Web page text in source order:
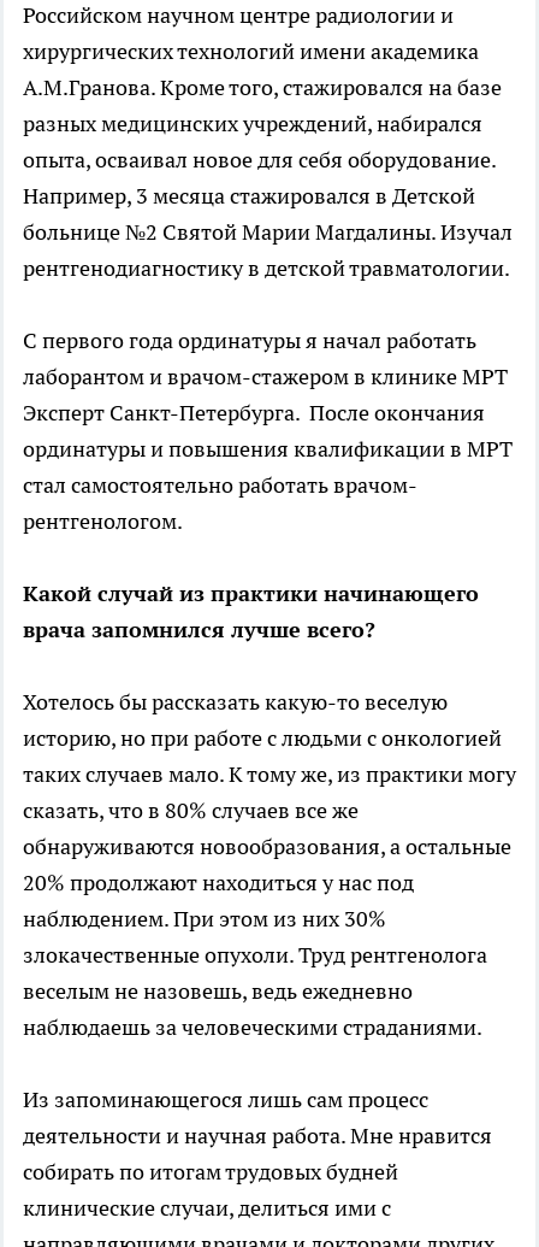
Российском научном центре радиологии и
хирургических технологий имени академика
А.М.Гранова. Кроме того, стажировался на базе
разных медицинских учреждений, набирался
опыта, осваивал новое для себя оборудование.
Например, 3 месяца стажировался в Детской
больнице №2 Святой Марии Магдалины. Изучал
рентгенодиагностику в детской травматологии.
С первого года ординатуры я начал работать
лаборантом и врачом-стажером в клинике МРТ
Эксперт Санкт-Петербурга. После окончания
ординатуры и повышения квалификации в МРТ
стал самостоятельно работать врачом-
рентгенологом.
Какой случай из практики начинающего
врача запомнился лучше всего?
Хотелось бы рассказать какую-то веселую
историю, но при работе с людьми с онкологией
таких случаев мало. К тому же, из практики могу
сказать, что в 80% случаев все же
обнаруживаются новообразования, а остальные
20% продолжают находиться у нас под
наблюдением. При этом из них 30%
злокачественные опухоли. Труд рентгенолога
веселым не назовешь, ведь ежедневно
наблюдаешь за человеческими страданиями.
Из запоминающегося лишь сам процесс
деятельности и научная работа. Мне нравится
собирать по итогам трудовых будней
клинические случаи, делиться ими с